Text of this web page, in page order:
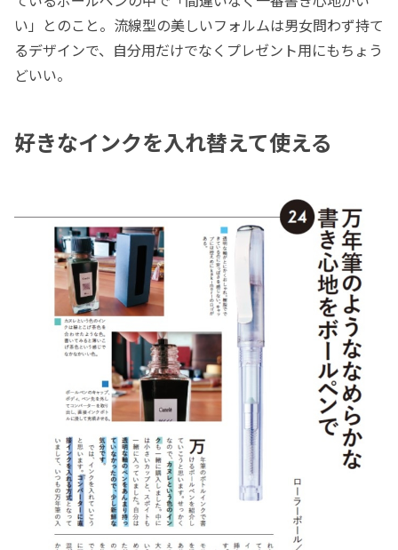
い」とのこと。流線型の美しいフォルムは男女問わず持て
るデザインで、自分用だけでなくプレゼント用にもちょう
どいい。
好きなインクを入れ替えて使える